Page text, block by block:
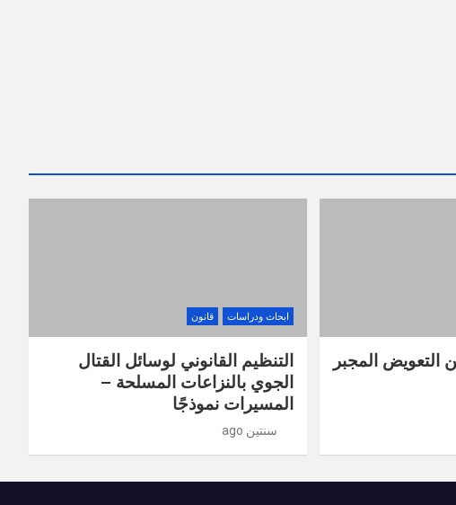
التعويض المجبر
ابحاث ودراسات قانون
التنظيم القانوني لوسائل القتال
الجوي بالنزاعات المسلحة –
المسيرات نموذجًا
سنتين ago